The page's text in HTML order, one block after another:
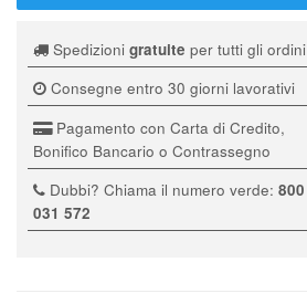
Spedizioni gratuite per tutti gli ordini
Consegne entro 30 giorni lavorativi
Pagamento con Carta di Credito,
Bonifico Bancario o Contrassegno
Dubbi? Chiama il numero verde: 800
031 572